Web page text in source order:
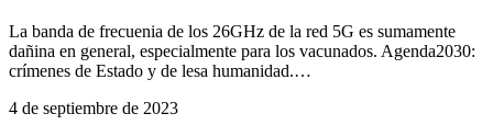
La banda de frecuenia de los 26GHz de la red 5G es sumamente
dañina en general, especialmente para los vacunados. Agenda2030:
crímenes de Estado y de lesa humanidad.…
4 de septiembre de 2023